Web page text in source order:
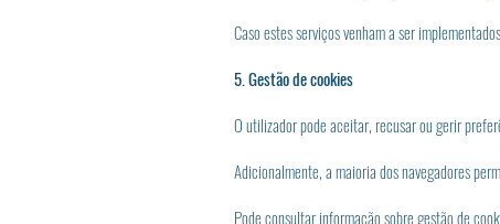
Caso estes serviços venham a ser
5. Gestão de cookies
O utilizador pode aceitar, recusar ou gerir
Adicionalmente, a maioria dos navegadores
Pode consultar informação sobre gestão de